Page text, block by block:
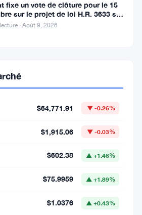
fixe un vote de clôture pour le 15
sur le projet de loi H.R. 3633 sur
des cryptos
· Août 9, 2026
$64,771.91 ▼ -0.26%
$1,915.06 ▼ -0.03%
$602.38 ▲ +1.46%
$75.9959 ▲ +1.89%
$1.0376 ▲ +0.43%